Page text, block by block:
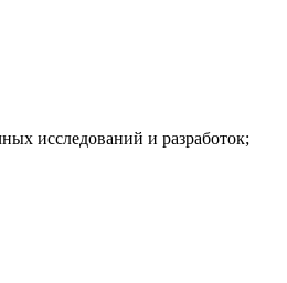
исследований и разработок;